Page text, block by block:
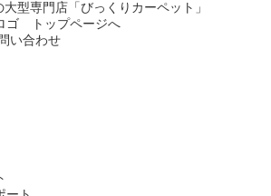
型専門店「びっくりカーペット」
問い合わせ